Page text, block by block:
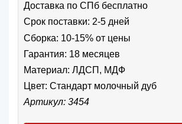
Доставка по СПб бесплатно
Срок поставки: 2-5 дней
Сборка: 10-15% от цены
Гарантия: 18 месяцев
Материал: ЛДСП, МДФ
Цвет: Стандарт молочный дуб
Артикул: 3454